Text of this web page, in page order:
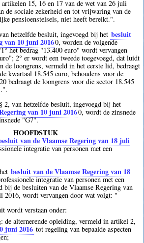
15, 16 en 17 van de wet van 26 juli
de sociale zekerheid en tot vrijwaring van de
pensioenstelsels, niet heeft bereikt.".
hetzelfde besluit, ingevoegd bij het besluit
van 10 juni 20160, worden de volgende
het bedrag "13.400 euro" wordt vervangen
2° er wordt een tweede toegevoegd, dat luidt
loongrens, vermeld in het eerste lid, bedraagt
kwartaal 18.545 euro, behoudens voor de
bedraagt de loongrens voor die sector 18.545
2, van hetzelfde besluit, ingevoegd bij het
van 10 juni 20160, wordt de zinsnede
"G7".
HOOFDSTUK
van de Vlaamse Regering van 18 juli
integratie van personen met een
besluit van de Vlaamse Regering van 18
integratie van personen met een
bij de besluiten van de Vlaamse Regering van
2016, wordt vervangen door wat volgt: "
wordt verstaan onder:
de alternerende opleiding, vermeld in artikel 2,
juni 2016 tot regeling van bepaalde aspecten